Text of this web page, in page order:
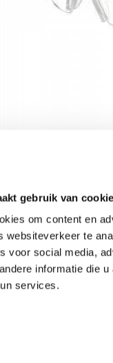
gebruik van
om content en
websiteverkeer te
voor social media,
informatie die
services.